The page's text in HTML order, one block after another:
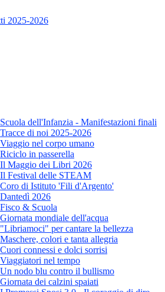
2025-2026
Scuola dell'Infanzia - Manifestazioni finali
Tracce di noi 2025-2026
Viaggio nel corpo umano
Riciclo in passerella
Il Maggio dei Libri 2026
Il Festival delle STEAM
Coro di Istituto 'Fili d'Argento'
Dantedì 2026
Fisco & Scuola
Giornata mondiale dell'acqua
"Libriamoci" per cantare la bellezza
Maschere, colori e tanta allegria
Cuori connessi e dolci sorrisi
Viaggiatori nel tempo
Un nodo blu contro il bullismo
Giornata dei calzini spaiati